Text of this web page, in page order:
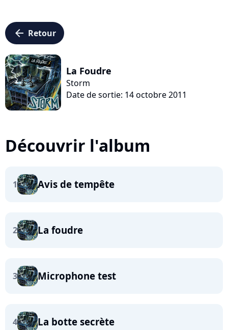
arrow_left Retour
La Foudre
Storm
Date de sortie: 14 octobre 2011
Découvrir l'album
1 Avis de tempête
2 La foudre
3 Microphone test
4 La botte secrète